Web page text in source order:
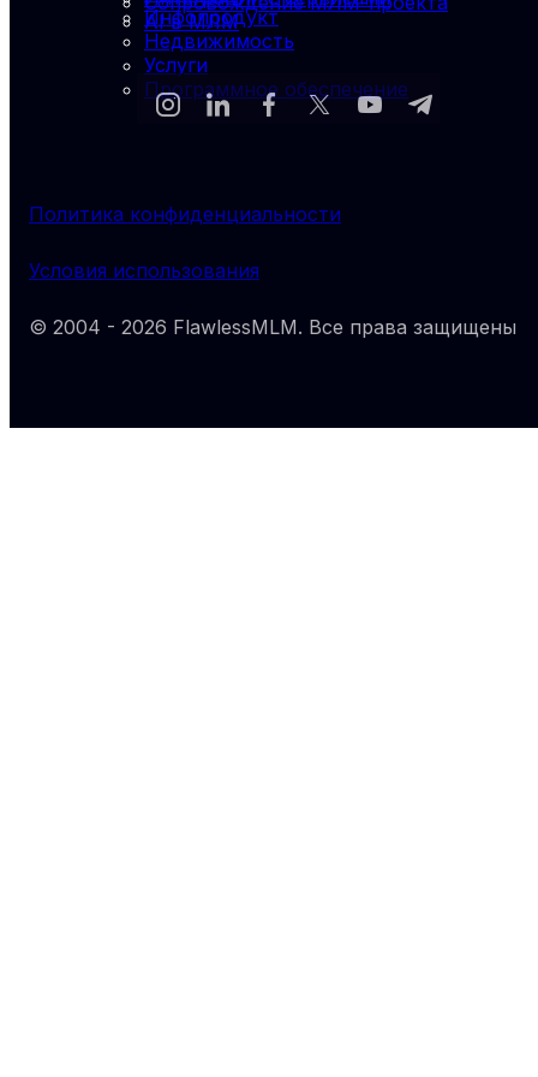
AI в МЛМ
Инфопродукт
Недвижимость
Услуги
Программное обеспечение
© 2004 - 2026 FlawlessMLM. Все права защищены
Условия использования
Политика конфиденциальности